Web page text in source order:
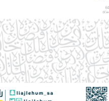
تبيان. نسأل الله أن يبارك